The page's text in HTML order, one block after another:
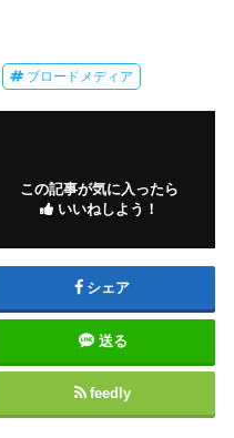
ブロードメディア
この記事が気に入ったら
いいねしよう！
シェア
送る
feedly